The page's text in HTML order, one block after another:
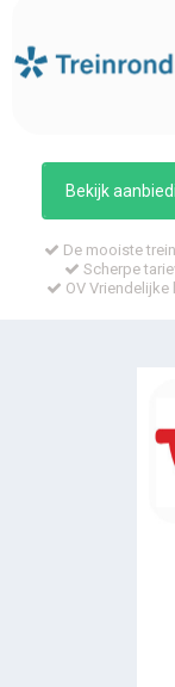
Bekijk
De mooiste
Scherpe
OV Vriendelijke